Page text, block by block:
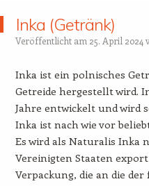
Inka (Getränk)
Veröffentlicht am 25. April 2024
Inka ist ein polnisches
Getreide hergestellt wird.
Jahre entwickelt und wird
Inka ist nach wie vor
Es wird als Naturalis Inka
Vereinigten Staaten
Verpackung, die an die